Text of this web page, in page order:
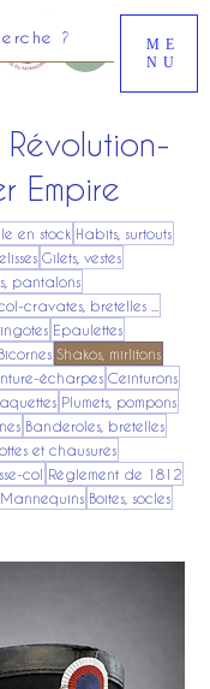
?
ME
NU
en stock Habits, surtouts
Gilets, vestes
pantalons
cravates, bretelles ...
Epaulettes
Bicornes Shakos, mirlitons
écharpes Ceinturons
Plumets, pompons
Banderoles, bretelles
et chausures
col Réglement de 1812
Mannequins Boites, socles
Révolution-
Empire